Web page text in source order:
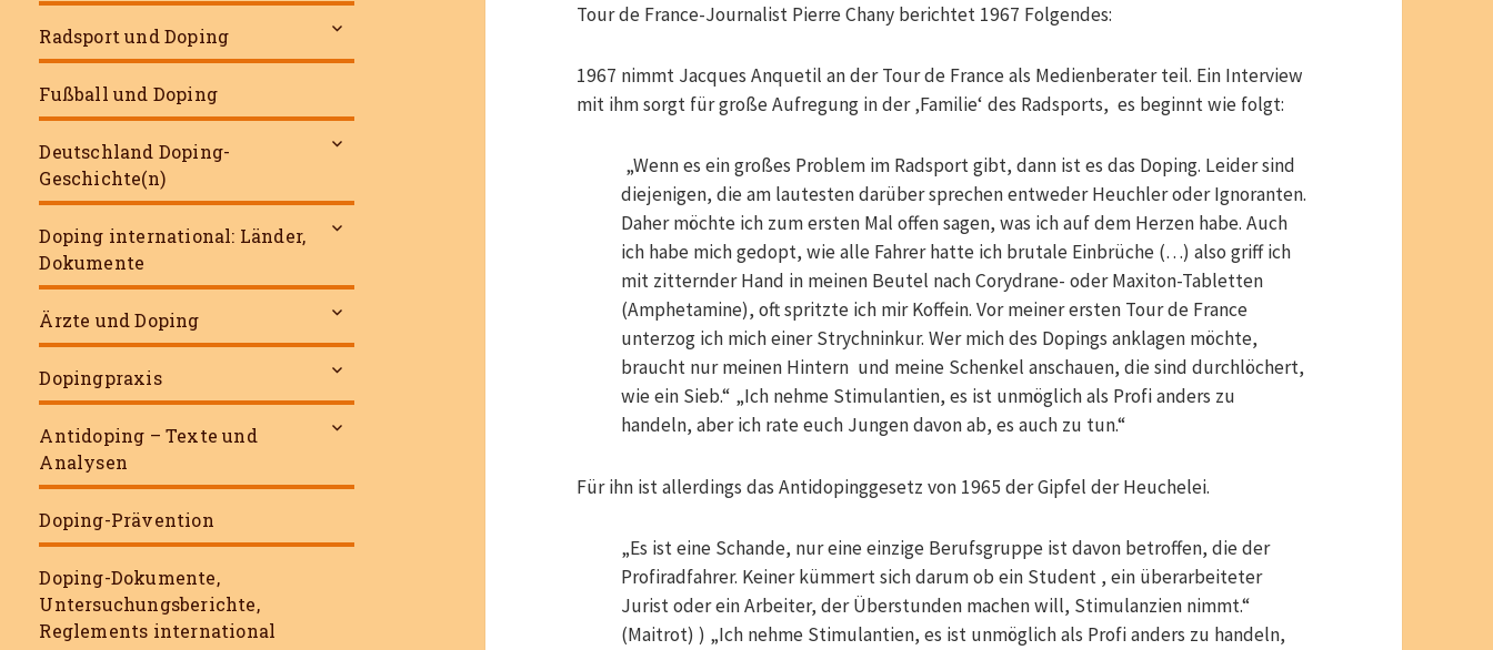
Radsport und Doping
untermenü
Fußball und Doping
Deutschland Doping-
Geschichte(n)
untermenü
Doping international: Länder,
Dokumente
untermenü
Ärzte und Doping
untermenü
Dopingpraxis
untermenü
Antidoping – Texte und
Analysen
untermenü
Doping-Prävention
Doping-Dokumente,
Untersuchungsberichte,
Reglements international
Tour de France-Journalist Pierre Chany berichtet 1967 Folgendes:
1967 nimmt Jacques Anquetil an der Tour de France als Medienberater teil. Ein Interview
mit ihm sorgt für große Aufregung in der ‚Familie‘ des Radsports, es beginnt wie folgt:
„Wenn es ein großes Problem im Radsport gibt, dann ist es das Doping. Leider sind
diejenigen, die am lautesten darüber sprechen entweder Heuchler oder Ignoranten.
Daher möchte ich zum ersten Mal offen sagen, was ich auf dem Herzen habe. Auch
ich habe mich gedopt, wie alle Fahrer hatte ich brutale Einbrüche (…) also griff ich
mit zitternder Hand in meinen Beutel nach Corydrane- oder Maxiton-Tabletten
(Amphetamine), oft spritzte ich mir Koffein. Vor meiner ersten Tour de France
unterzog ich mich einer Strychninkur. Wer mich des Dopings anklagen möchte,
braucht nur meinen Hintern und meine Schenkel anschauen, die sind durchlöchert,
wie ein Sieb.“ „Ich nehme Stimulantien, es ist unmöglich als Profi anders zu
handeln, aber ich rate euch Jungen davon ab, es auch zu tun.“
Für ihn ist allerdings das Antidopinggesetz von 1965 der Gipfel der Heuchelei.
„Es ist eine Schande, nur eine einzige Berufsgruppe ist davon betroffen, die der
Profiradfahrer. Keiner kümmert sich darum ob ein Student , ein überarbeiteter
Jurist oder ein Arbeiter, der Überstunden machen will, Stimulanzien nimmt.“
(Maitrot) ) „Ich nehme Stimulantien, es ist unmöglich als Profi anders zu handeln,